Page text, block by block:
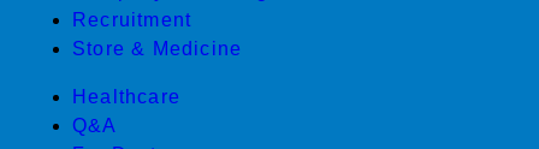
Recruitment
Store & Medicine
Healthcare
Q&A